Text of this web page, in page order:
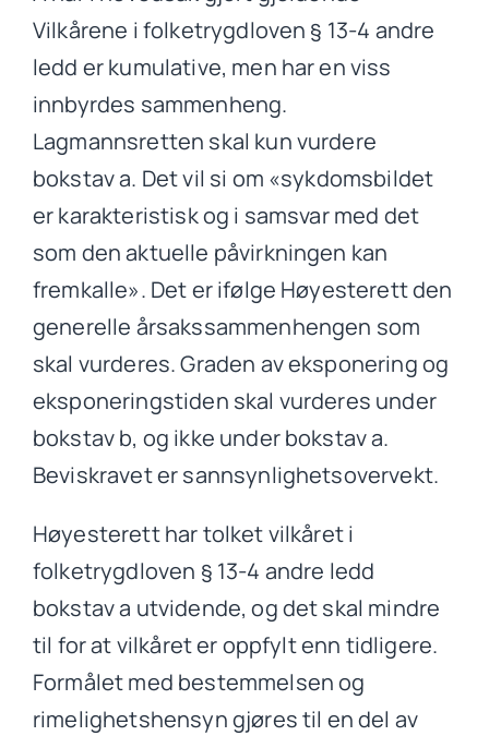
Vilkårene i folketrygdloven § 13-4 andre
ledd er kumulative, men har en viss
innbyrdes sammenheng.
Lagmannsretten skal kun vurdere
bokstav a. Det vil si om «sykdomsbildet
er karakteristisk og i samsvar med det
som den aktuelle påvirkningen kan
fremkalle». Det er ifølge Høyesterett den
generelle årsakssammenhengen som
skal vurderes. Graden av eksponering og
eksponeringstiden skal vurderes under
bokstav b, og ikke under bokstav a.
Beviskravet er sannsynlighetsovervekt.
Høyesterett har tolket vilkåret i
folketrygdloven § 13-4 andre ledd
bokstav a utvidende, og det skal mindre
til for at vilkåret er oppfylt enn tidligere.
Formålet med bestemmelsen og
rimelighetshensyn gjøres til en del av